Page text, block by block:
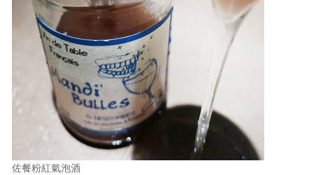
佐餐粉紅氣泡酒